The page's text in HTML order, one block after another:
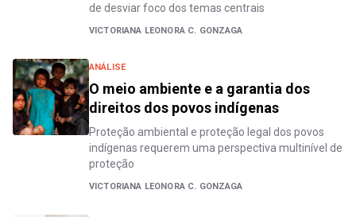
de desviar foco dos temas centrais
VICTORIANA LEONORA C. GONZAGA
ANÁLISE
O meio ambiente e a garantia dos
direitos dos povos indígenas
Proteção ambiental e proteção legal dos povos
indígenas requerem uma perspectiva multinível de
proteção
VICTORIANA LEONORA C. GONZAGA